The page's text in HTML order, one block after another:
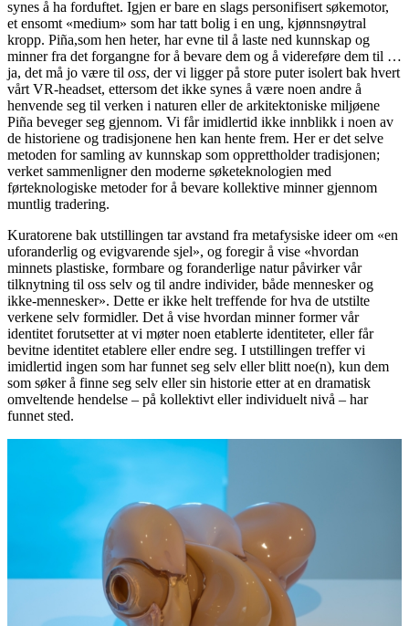
synes å ha forduftet. Igjen er bare en slags personifisert søkemotor,
et ensomt «medium» som har tatt bolig i en ung, kjønnsnøytral
kropp. Piña,som hen heter, har evne til å laste ned kunnskap og
minner fra det forgangne for å bevare dem og å videreføre dem til …
ja, det må jo være til oss, der vi ligger på store puter isolert bak hvert
vårt VR-headset, ettersom det ikke synes å være noen andre å
henvende seg til verken i naturen eller de arkitektoniske miljøene
Piña beveger seg gjennom. Vi får imidlertid ikke innblikk i noen av
de historiene og tradisjonene hen kan hente frem. Her er det selve
metoden for samling av kunnskap som opprettholder tradisjonen;
verket sammenligner den moderne søketeknologien med
førteknologiske metoder for å bevare kollektive minner gjennom
muntlig tradering.
Kuratorene bak utstillingen tar avstand fra metafysiske ideer om «en
uforanderlig og evigvarende sjel», og foregir å vise «hvordan
minnets plastiske, formbare og foranderlige natur påvirker vår
tilknytning til oss selv og til andre individer, både mennesker og
ikke-mennesker». Dette er ikke helt treffende for hva de utstilte
verkene selv formidler. Det å vise hvordan minner former vår
identitet forutsetter at vi møter noen etablerte identiteter, eller får
bevitne identitet etablere eller endre seg. I utstillingen treffer vi
imidlertid ingen som har funnet seg selv eller blitt noe(n), kun dem
som søker å finne seg selv eller sin historie etter at en dramatisk
omveltende hendelse – på kollektivt eller individuelt nivå – har
funnet sted.